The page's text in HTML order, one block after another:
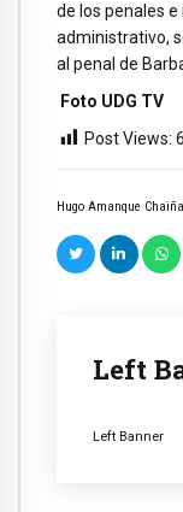
Hugo Amanque Chaiña
Left
Left Banner
de los penales
administrativo,
al penal de
Foto UDG TV
Post Views: 6